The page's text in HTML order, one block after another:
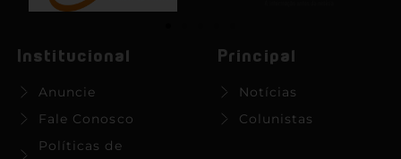
Institucional
Anuncie
Fale Conosco
Políticas de
Principal
Notícias
Colunistas